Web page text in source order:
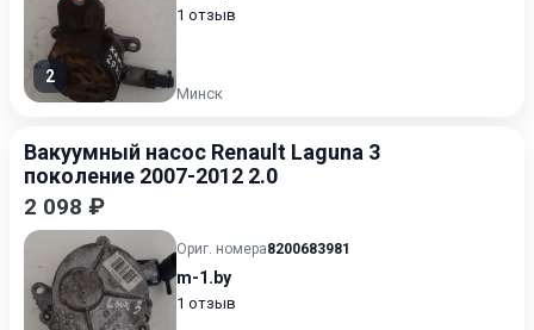
2
1 отзыв
Минск
Вакуумный насос Renault Laguna 3
поколение 2007-2012 2.0
2 098 ₽
Ориг. номера8200683981
m-1.by
1 отзыв